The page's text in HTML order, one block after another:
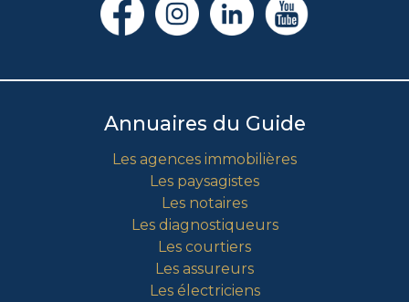
Annuaires du Guide
Les agences immobilières
Les paysagistes
Les notaires
Les diagnostiqueurs
Les courtiers
Les assureurs
Les électriciens